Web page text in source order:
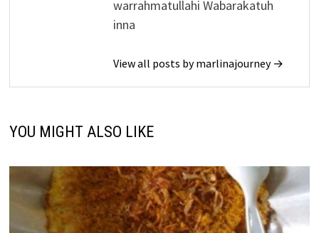
warrahmatullahi Wabarakatuh
inna
View all posts by marlinajourney →
YOU MIGHT ALSO LIKE